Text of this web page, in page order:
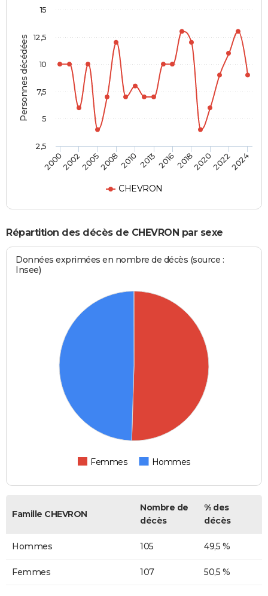
Personnes décédées
CHEVRON
20002002200520082010 201320162018202020222024
2,5
5
7,5
10
12,5
15
Répartition des décès de CHEVRON par sexe
Données exprimées en nombre de décès (source :
Insee)
Femmes Hommes
Famille CHEVRON
Nombre de
décès
% des
décès
Hommes 105 49,5 %
Femmes 107 50,5 %